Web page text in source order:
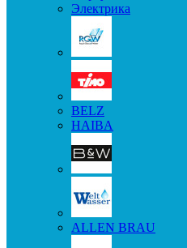
Электрика
BELZ
HAIBA
ALLEN BRAU